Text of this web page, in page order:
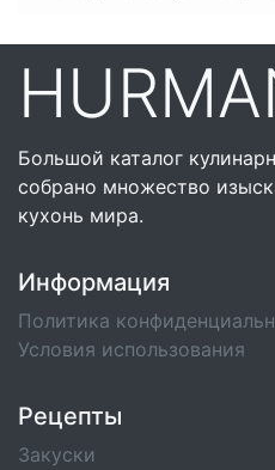
Большой каталог
собрано множество
кухонь мира.
Информация
Политика
Условия использования
Рецепты
Закуски